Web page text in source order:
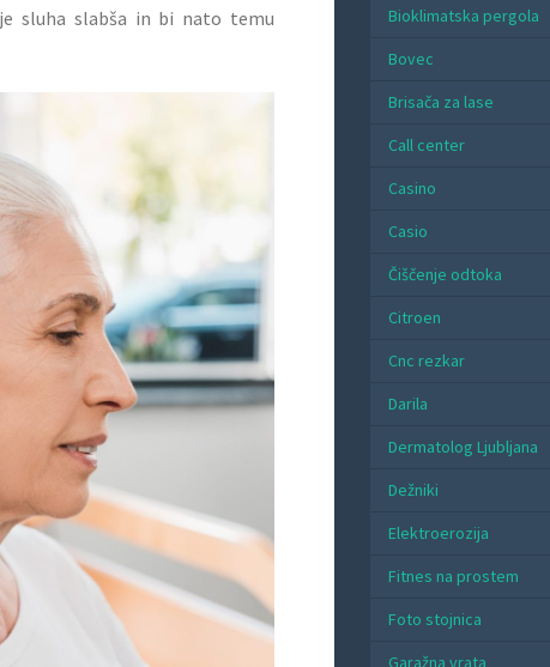
sluha slabša in bi nato temu
Bioklimatska pergola
Bovec
Brisača za lase
Call center
Casino
Casio
Čiščenje odtoka
Citroen
Cnc rezkar
Darila
Dermatolog Ljubljana
Dežniki
Elektroerozija
Fitnes na prostem
Foto stojnica
Garažna vrata